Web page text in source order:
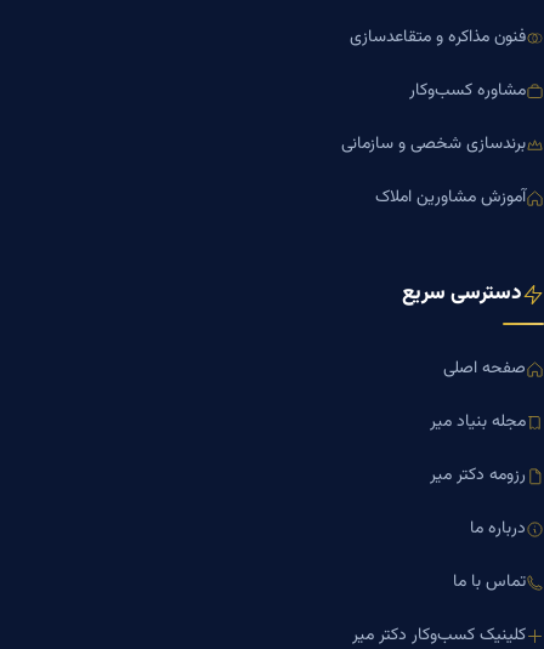
فنون مذاکره و متقاعدسازی
مشاوره کسب‌وکار
برندسازی شخصی و سازمانی
آموزش مشاورین املاک
دسترسی سریع
صفحه اصلی
مجله بنیاد میر
رزومه دکتر میر
درباره ما
تماس با ما
کلینیک کسب‌وکار دکتر میر